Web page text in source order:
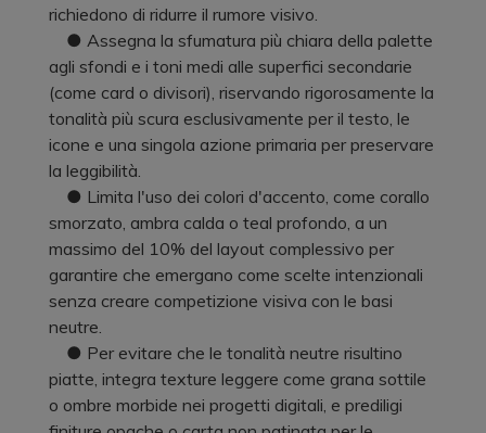
richiedono di ridurre il rumore visivo.
● Assegna la sfumatura più chiara della palette
agli sfondi e i toni medi alle superfici secondarie
(come card o divisori), riservando rigorosamente la
tonalità più scura esclusivamente per il testo, le
icone e una singola azione primaria per preservare
la leggibilità.
● Limita l'uso dei colori d'accento, come corallo
smorzato, ambra calda o teal profondo, a un
massimo del 10% del layout complessivo per
garantire che emergano come scelte intenzionali
senza creare competizione visiva con le basi
neutre.
● Per evitare che le tonalità neutre risultino
piatte, integra texture leggere come grana sottile
o ombre morbide nei progetti digitali, e prediligi